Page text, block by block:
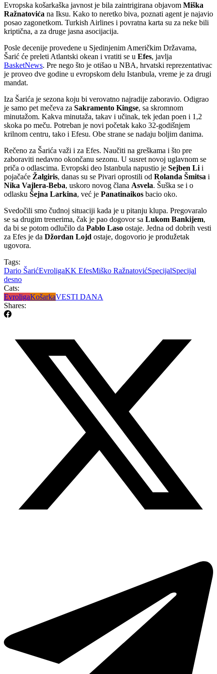
Evropska košarkaška javnost je bila zaintrigirana objavom Miška
Ražnatovića na Iksu. Kako to neretko biva, poznati agent je najavio
posao zagonetkom. Turkish Airlines i povratna karta su za neke bili
kriptična, a za druge jasna asocijacija.
Posle decenije provedene u Sjedinjenim Američkim Državama,
Šarić će preleti Atlantski okean i vratiti se u Efes, javlja
BasketNews. Pre nego što je otišao u NBA, hrvatski reprezentativac
je proveo dve godine u evropskom delu Istanbula, vreme je za drugi
mandat.
Iza Šarića je sezona koju bi verovatno najradije zaboravio. Odigrao
je samo pet mečeva za Sakramento Kingse, sa skromnom
minutažom. Kakva minutaža, takav i učinak, tek jedan poen i 1,2
skoka po meču. Potreban je novi početak kako 32-godišnjem
krilnom centru, tako i Efesu. Obe strane se nadaju boljim danima.
Rečeno za Šarića važi i za Efes. Naučiti na greškama i što pre
zaboraviti nedavno okončanu sezonu. U susret novoj uglavnom se
priča o odlascima. Evropski deo Istanbula napustio je Sejben Li i
pojačaće Žalgiris, danas su se Pivari oprostili od Rolanda Šmitsa i
Nika Vajlera-Beba, uskoro novog člana Asvela. Šuška se i o
odlasku Šejna Larkina, već je Panatinaikos bacio oko.
Svedočili smo čudnoj situaciji kada je u pitanju klupa. Pregovaralo
se sa drugim trenerima, čak je pao dogovor sa Lukom Bankijem,
da bi se potom odlučilo da Pablo Laso ostaje. Jedna od dobrih vesti
za Efes je da Džordan Lojd ostaje, dogovorio je produžetak
ugovora.
Tags:
Dario ŠarićEvroligaKK EfesMiško RažnatovićSpecijalSpecijal
desno
Cats:
EvroligaKošarkaVESTI DANA
Shares: